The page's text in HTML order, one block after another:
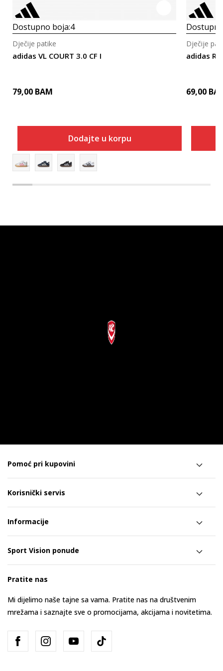
Dostupno boja:4
adidas VL COURT 3.0 CF I
Dječije patike
79,00 BAM
Dodajte u korpu
adidas
Dječije
69,00
Pomoć pri kupovini
Korisnički servis
Informacije
Sport Vision ponude
Pratite nas
Mi dijelimo naše tajne sa vama. Pratite nas na društvenim
mrežama i saznajte sve o promocijama, akcijama i novitetima.